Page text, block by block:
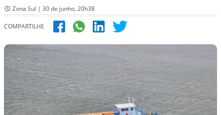
Zona Sul | 30 de junho, 20h38
COMPARTILHE